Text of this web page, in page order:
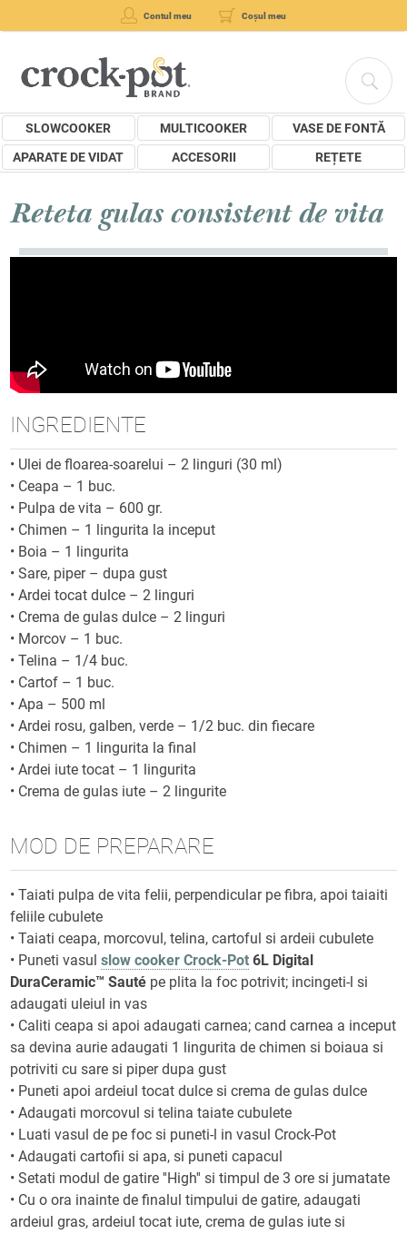
Contul meu Coșul meu
SLOWCOOKER MULTICOOKER
VASE DE FONTĂ
APARATE DE VIDAT
ACCESORII REȚETE
Reteta gulas consistent de vita
INGREDIENTE
• Ulei de floarea-soarelui – 2 linguri (30 ml)
• Ceapa – 1 buc.
• Pulpa de vita – 600 gr.
• Chimen – 1 lingurita la inceput
• Boia – 1 lingurita
•Sare, piper – dupa gust
•Ardei tocat dulce – 2 linguri
• Crema de gulas dulce – 2 linguri
• Morcov – 1 buc.
•Telina – 1/4 buc.
• Cartof – 1 buc.
•Apa – 500 ml
•Ardei rosu, galben, verde – 1/2 buc. din fiecare
• Chimen – 1 lingurita la final
•Ardei iute tocat – 1 lingurita
• Crema de gulas iute – 2 lingurite
MOD DE PREPARARE
• Taiati pulpa de vita felii, perpendicular pe fibra, apoi taiaiti
feliile cubulete
• Taiati ceapa, morcovul, telina, cartoful si ardeii cubulete
• Puneti vasulslow cooker Crock-Pot 6L Digital
DuraCeramic™ Sauté pe plita la foc potrivit; incingeti-l si
adaugati uleiul in vas
• Caliti ceapa si apoi adaugati carnea; cand carnea a inceput
sa devina aurie adaugati 1 lingurita de chimen si boiaua si
potriviti cu sare si piper dupa gust
• Puneti apoi ardeiul tocat dulce si crema de gulas dulce
• Adaugati morcovul si telina taiate cubulete
• Luati vasul de pe foc si puneti-l in vasul Crock-Pot
• Adaugati cartofii si apa, si puneti capacul
• Setati modul de gatire ''High'' si timpul de 3 ore si jumatate
• Cu o ora inainte de finalul timpului de gatire, adaugati
ardeiul gras, ardeiul tocat iute, crema de gulas iute si